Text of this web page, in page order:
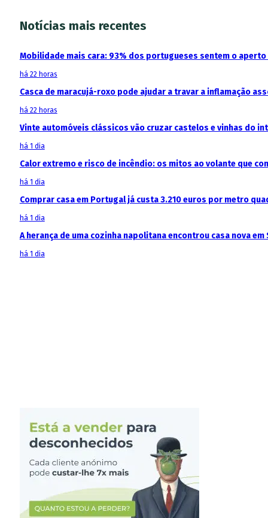
Notícias mais recentes
Mobilidade mais cara: 93% dos portugueses sentem o
há 22 horas
Casca de maracujá-roxo pode ajudar a travar a inflamação
há 22 horas
Vinte automóveis clássicos vão cruzar castelos e vinhas do
há 1 dia
Calor extremo e risco de incêndio: os mitos ao volante que
há 1 dia
Comprar casa em Portugal já custa 3.210 euros por metro
há 1 dia
A herança de uma cozinha napolitana encontrou casa nova em
há 1 dia